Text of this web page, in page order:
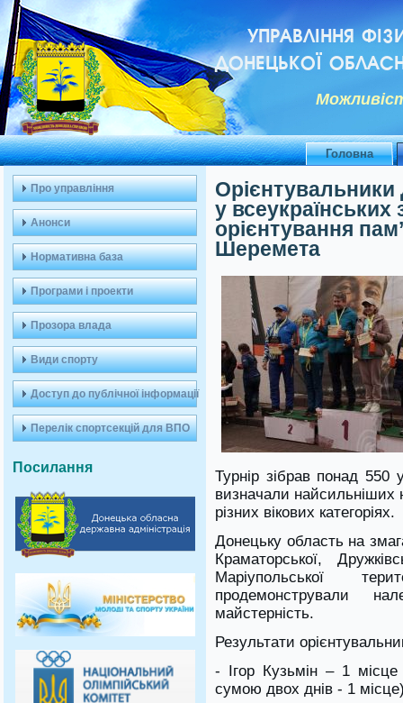
УПРАВЛІННЯ
ДОНЕЦЬКОЇ
Головна
Про управління
Анонси
Нормативна база
Програми і проекти
Прозора влада
Види спорту
Доступ до публічної інформації
Перелік спортсекцій для ВПО
Посилання
у всеукраїнських
орієнтування
Шеремета
Турнір зібрав понад 550
визначали найсильніших
різних вікових категоріях.
Донецьку область на
Краматорської,
Маріупольської
продемонстрували
майстерність.
Результати
- Ігор Кузьмін – 1 місце
сумою двох днів - 1